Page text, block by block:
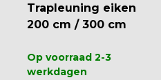
Trapleuning eiken
200 cm / 300 cm
Op voorraad 2-3
werkdagen